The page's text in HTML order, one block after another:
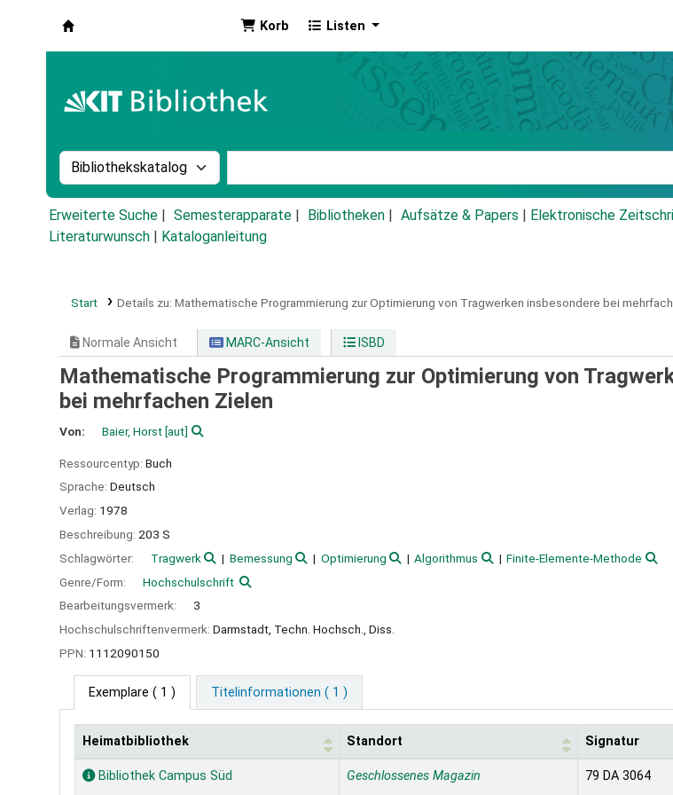
Korb Listen
Suche im Katalog nach:
Erweiterte Suche Semesterapparate Bibliotheken Aufsätze & Papers Elektronische
Literaturwunsch
Kataloganleitung
Start Details zu: Mathematische Programmierung zur Optimierung von Tragwerken insbesondere bei
Normale Ansicht MARC-Ansicht ISBD
Mathematische Programmierung zur Optimierung von
bei mehrfachen Zielen
Von: Baier, Horst[aut]
Ressourcentyp: Buch
Sprache: Deutsch
Verlag: 1978
Beschreibung: 203 S
Schlagwörter:
Tragwerk Bemessung Optimierung Algorithmus
Finite-Elemente-Methode
Genre/Form:
Hochschulschrift
Bearbeitungsvermerk:
3
Hochschulschriftenvermerk: Darmstadt, Techn. Hochsch., Diss.
PPN: 1112090150
Exemplare ( 1 ) Titelinformationen ( 1 )
Exemplare
Heimatbibliothek Standort Signatur
Bibliothek Campus Süd Geschlossenes Magazin 79 DA 3064